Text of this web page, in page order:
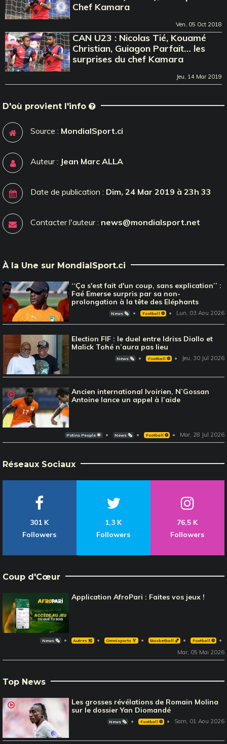
Chef Kamara
Ven, 05 Oct 2018
CAN U23 : Nicolas Tié, Kouamé
Christian, Guiagon Parfait… les
surprises du chef Kamara
Jeu, 14 Mar 2019
D'où provient l'info
Source : MondialSport.ci
Auteur : Jean Marc ALLA
Date de publication : Dim, 24 Mar 2019 à 23h 33
Contacter l'auteur : news@mondialsport.net
À la Une sur MondialSport.ci
‘‘Ça s'est fait d'un coup, sans explication’’ :
Faé Emerse surpris par sa non-
prolongation à la tête des Eléphants
News 🗞️ Football ⚽️ Lun, 03 Aou 2026
Election FIF : le duel entre Idriss Diallo et
Malick Tohé n’aura pas lieu
News 🗞️ Football ⚽️ Jeu, 30 Jul 2026
Ancien international Ivoirien, N’Gossan
Antoine lance un appel à l’aide
Potins People 🌟 News 🗞️ Football ⚽️ Mar, 28 Jul 2026
Réseaux Sociaux
301 K
Followers
1,3 K
Followers
76,5 K
Followers
Coup d'Cœur
Application AfroPari : Faites vos jeux !
News 🗞️ Autres 🎽 Omnisports 🏅 Basketball 🏀 Football ⚽️
Mar, 05 Mai 2026
Top News
Les grosses révélations de Romain Molina
sur le dossier Yan Diomandé
News 🗞️ Football ⚽️ Sam, 01 Aou 2026